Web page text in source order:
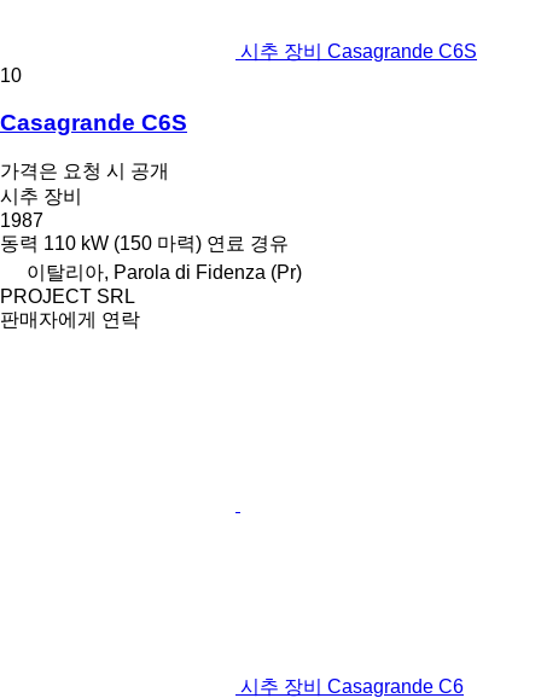
시추 장비 Casagrande C6S
10
Casagrande C6S
가격은 요청 시 공개
시추 장비
1987
동력 110 kW (150 마력) 연료 경유
이탈리아, Parola di Fidenza (Pr)
PROJECT SRL
판매자에게 연락
시추 장비 Casagrande C6